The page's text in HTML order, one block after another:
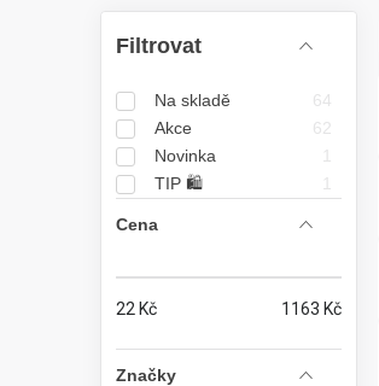
P
s
n
n
Na skladě
64
Akce
62
Novinka
TIP 🛍️
Cena
22 Kč 1163 Kč
Značky